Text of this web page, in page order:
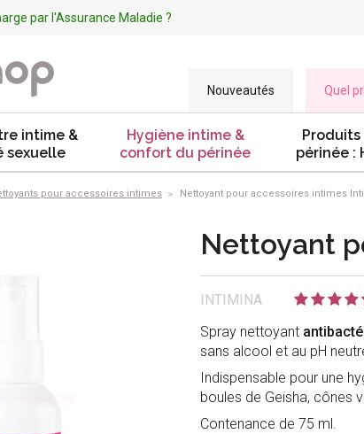
par l'Assurance Maladie ?
Nouveautés Quel
intime &
sexuelle
Hygiène intime &
confort du périnée
périnée :
pour accessoires intimes Nettoyant pour accessoires intimes
Nettoyant
INTIMINA
Spray nettoyant
sans alcool et au pH
Indispensable pour une
boules de Geisha, cônes
Contenance de 75 ml.